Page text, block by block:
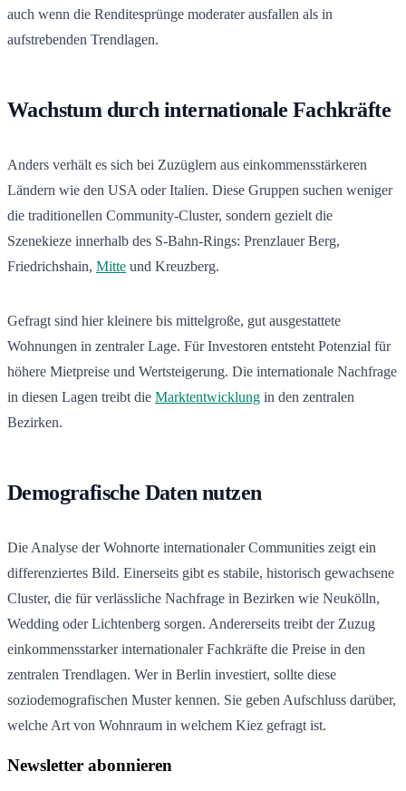
auch wenn die Renditesprünge moderater ausfallen als in
aufstrebenden Trendlagen.
Wachstum durch internationale Fachkräfte
Anders verhält es sich bei Zuzüglern aus einkommensstärkeren
Ländern wie den USA oder Italien. Diese Gruppen suchen weniger
die traditionellen Community-Cluster, sondern gezielt die
Szenekieze innerhalb des S-Bahn-Rings: Prenzlauer Berg,
Friedrichshain, Mitte und Kreuzberg.
Gefragt sind hier kleinere bis mittelgroße, gut ausgestattete
Wohnungen in zentraler Lage. Für Investoren entsteht Potenzial für
höhere Mietpreise und Wertsteigerung. Die internationale Nachfrage
in diesen Lagen treibt die Marktentwicklung in den zentralen
Bezirken.
Demografische Daten nutzen
Die Analyse der Wohnorte internationaler Communities zeigt ein
differenziertes Bild. Einerseits gibt es stabile, historisch gewachsene
Cluster, die für verlässliche Nachfrage in Bezirken wie Neukölln,
Wedding oder Lichtenberg sorgen. Andererseits treibt der Zuzug
einkommensstarker internationaler Fachkräfte die Preise in den
zentralen Trendlagen. Wer in Berlin investiert, sollte diese
soziodemografischen Muster kennen. Sie geben Aufschluss darüber,
welche Art von Wohnraum in welchem Kiez gefragt ist.
Newsletter abonnieren